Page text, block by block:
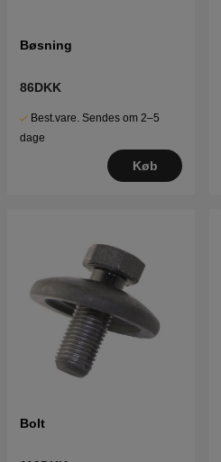
Bøsning
86DKK
Best.vare. Sendes om 2–5
dage
Køb
Bolt